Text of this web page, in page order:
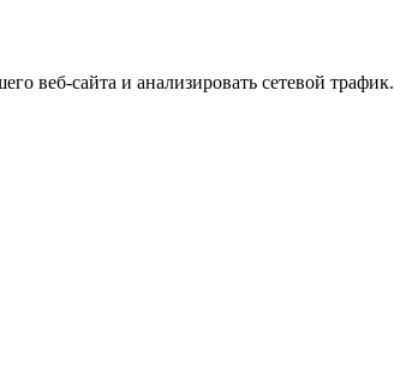
веб-сайта и анализировать сетевой трафик.